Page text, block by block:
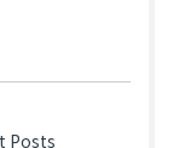
Posts